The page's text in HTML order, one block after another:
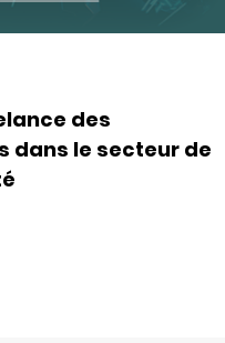
des
dans le secteur de